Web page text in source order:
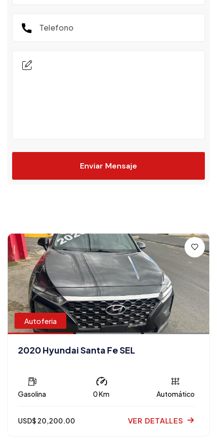
Enviar Mensaje
Autoferia
2020 Hyundai Santa Fe SEL
Gasolina 0 Km Automático
USD$ 20,200.00 VER DETALLES